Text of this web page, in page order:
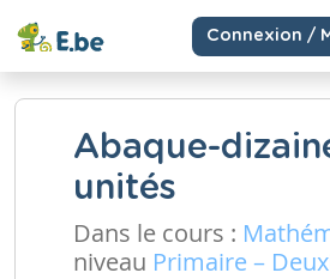
Connexion /
Abaque-
unités
Dans le cours :
niveau Primaire –